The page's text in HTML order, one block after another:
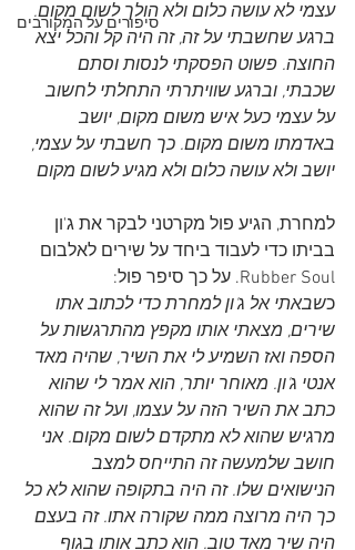
סיפורים על המקורבים
עצמי לא עושה כלום ולא הולך לשום מקום.
ברגע שחשבתי על זה, זה היה קל והכל יצא
החוצה. פשוט הפסקתי לנסות וסתם
שכבתי, וברגע שוויתרתי התחלתי לחשוב
על עצמי כעל איש משום מקום, יושב
באדמתו משום מקום. כך חשבתי על עצמי,
יושב ולא עושה כלום ולא מגיע לשום מקום
למחרת, הגיע פול מקרטני לבקר את ג'ון
בביתו כדי לעבוד ביחד על שירים לאלבום
Rubber Soul. על כך סיפר פול:
כשבאתי אל ג'ון למחרת כדי לכתוב אתו
שירים, מצאתי אותו מקפץ מהתרגשות על
הספה ואז השמיע לי את השיר, שהיה מאד
אנטי ג'ון. מאוחר יותר, הוא אמר לי שהוא
כתב את השיר הזה על עצמו, ועל זה שהוא
מרגיש שהוא לא מתקדם לשום מקום. אני
חושב שלמעשה זה התייחס למצב
הנישואים שלו. זה היה בתקופה שהוא לא כל
כך היה מרוצה ממה שקורה אתו. זה בעצם
היה שיר מאד טוב. הוא כתב אותו בגוף